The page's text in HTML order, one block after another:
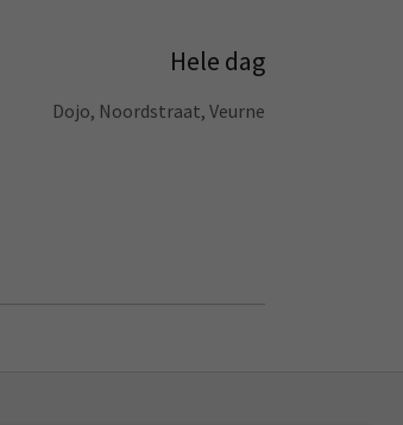
Hele dag
Dojo, Noordstraat, Veurne